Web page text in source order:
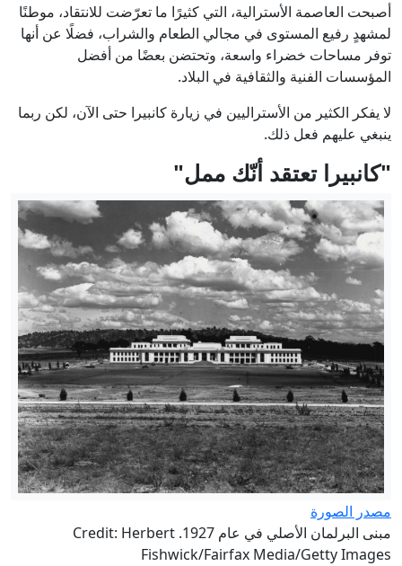
أصبحت العاصمة الأسترالية، التي كثيرًا ما تعرّضت للانتقاد، موطنًا
لمشهدٍ رفيع المستوى في مجالي الطعام والشراب، فضلًا عن أنها
توفر مساحات خضراء واسعة، وتحتضن بعضًا من أفضل
المؤسسات الفنية والثقافية في البلاد.
لا يفكر الكثير من الأستراليين في زيارة كانبيرا حتى الآن، لكن ربما
ينبغي عليهم فعل ذلك.
"كانبيرا تعتقد أنّك ممل"
مصدر الصورة
مبنى البرلمان الأصلي في عام 1927. Credit: Herbert
Fishwick/Fairfax Media/Getty Images